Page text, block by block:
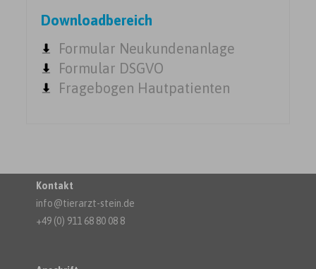
Downloadbereich
Formular Neukundenanlage
Formular DSGVO
Fragebogen Hautpatienten
Kontakt
info@tierarzt-stein.de
+49 (0) 911 68 80 08 8